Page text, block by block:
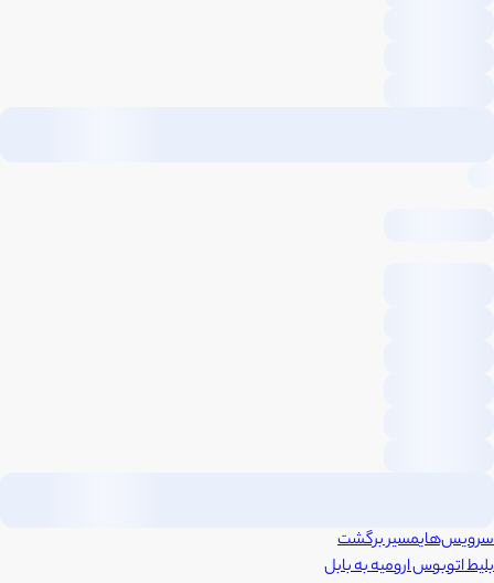
سرویس‌هایمسیر برگشت
بلیط اتوبوسارومیهبهبابل